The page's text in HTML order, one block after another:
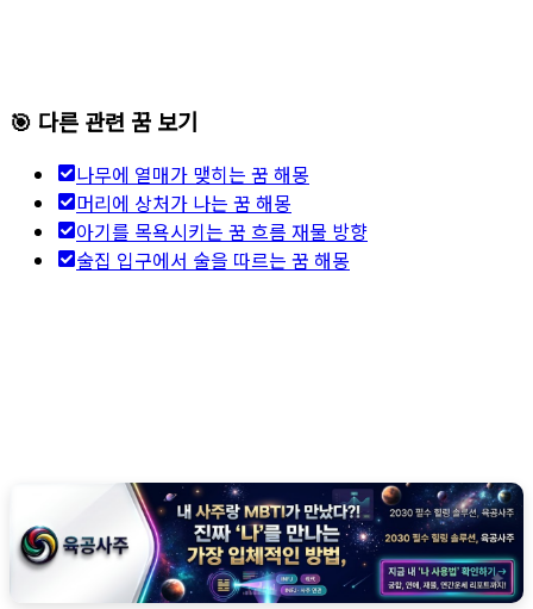
🎯 다른 관련 꿈 보기
나무에 열매가 맺히는 꿈 해몽
머리에 상처가 나는 꿈 해몽
아기를 목욕시키는 꿈 흐름 재물 방향
술집 입구에서 술을 따르는 꿈 해몽